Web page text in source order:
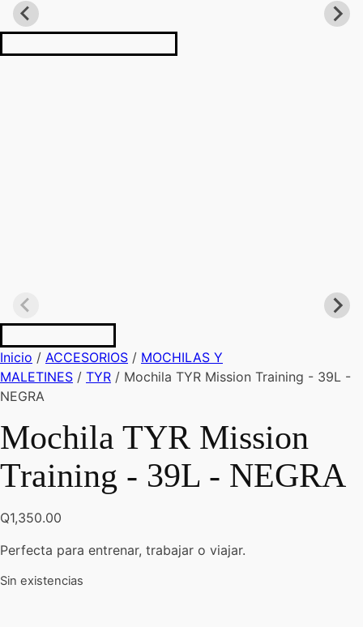
Inicio / ACCESORIOS / MOCHILAS Y
MALETINES / TYR / Mochila TYR Mission Training - 39L -
NEGRA
Mochila TYR Mission
Training - 39L - NEGRA
Q1,350.00
Perfecta para entrenar, trabajar o viajar.
Sin existencias